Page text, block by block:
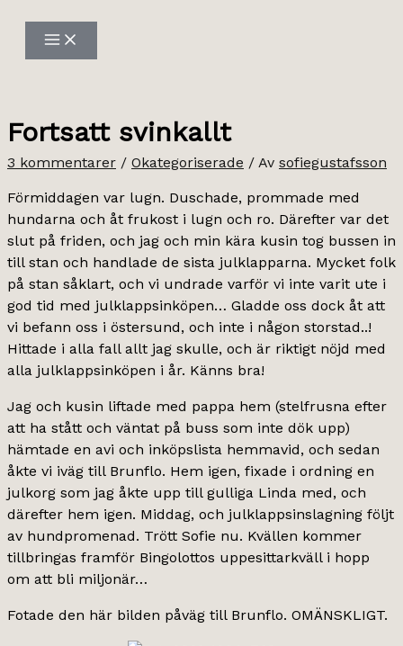
innehåll
Fortsatt svinkallt
3 kommentarer / Okategoriserade / Av sofiegustafsson
Förmiddagen var lugn. Duschade, prommade med
hundarna och åt frukost i lugn och ro. Därefter var det
slut på friden, och jag och min kära kusin tog bussen in
till stan och handlade de sista julklapparna. Mycket folk
på stan såklart, och vi undrade varför vi inte varit ute i
god tid med julklappsinköpen… Gladde oss dock åt att
vi befann oss i östersund, och inte i någon storstad..!
Hittade i alla fall allt jag skulle, och är riktigt nöjd med
alla julklappsinköpen i år. Känns bra!
Jag och kusin liftade med pappa hem (stelfrusna efter
att ha stått och väntat på buss som inte dök upp)
hämtade en avi och inköpslista hemmavid, och sedan
åkte vi iväg till Brunflo. Hem igen, fixade i ordning en
julkorg som jag åkte upp till gulliga Linda med, och
därefter hem igen. Middag, och julklappsinslagning följt
av hundpromenad. Trött Sofie nu. Kvällen kommer
tillbringas framför Bingolottos uppesittarkväll i hopp
om att bli miljonär…
Fotade den här bilden påväg till Brunflo. OMÄNSKLIGT.